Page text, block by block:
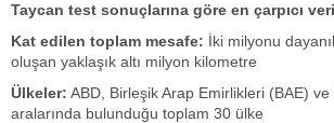
Taycan test sonuçlarına göre en çarpıcı
Kat edilen toplam mesafe: İki milyonu
oluşan yaklaşık altı milyon kilometre
Ülkeler: ABD, Birleşik Arap Emirlikleri (BAE) ve
aralarında bulunduğu toplam 30 ülke